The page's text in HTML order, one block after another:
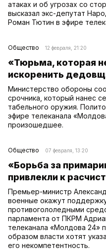
атаках и об угрозах со
высказал экс-депутат
Роман Тютин в эфире
Общество 12 февраля, 21:20
«Тюрьма, которая
искоренить
Министерство обороны
срочника, который нанес
табельного оружия.
эфире телеканала
произошедшее.
Общество 07 февраля, 13:20
«Борьба за
привлекли к
Премьер-министр
военные окажут
противогололедными
парламента от ПКРМ
телеканала «Молдова 24»
образом власти хотят
его некомпетентность.